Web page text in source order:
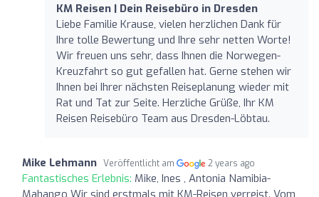
KM Reisen | Dein Reisebüro in Dresden
Liebe Familie Krause, vielen herzlichen Dank für
Ihre tolle Bewertung und Ihre sehr netten Worte!
Wir freuen uns sehr, dass Ihnen die Norwegen-
Kreuzfahrt so gut gefallen hat. Gerne stehen wir
Ihnen bei Ihrer nächsten Reiseplanung wieder mit
Rat und Tat zur Seite. Herzliche Grüße, Ihr KM
Reisen Reisebüro Team aus Dresden-Löbtau.
Mike Lehmann Veröffentlicht am 2 years ago
Fantastisches Erlebnis: Mike, Ines , Antonia Namibia-
Mahango Wir sind erstmals mit KM-Reisen verreist. Vom